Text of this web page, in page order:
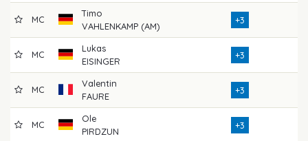
MC
Timo
VAHLENKAMP (AM)
+3
MC
Lukas
EISINGER
+3
MC
Valentin
FAURE
+3
MC
Ole
PIRDZUN
+3